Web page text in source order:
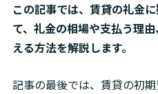
この記事では、賃貸の礼金
て、礼金の相場や支払う理
える方法を解説します。
記事の最後では、賃貸の初